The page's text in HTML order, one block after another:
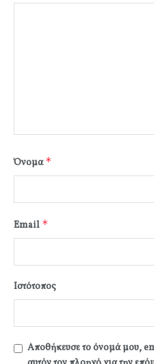
Όνομα*
Email *
Ιστότοπος
Αποθήκευσε το όνομά μου,